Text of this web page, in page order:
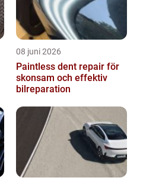
08 juni 2026
Paintless dent repair för
skonsam och effektiv
bilreparation